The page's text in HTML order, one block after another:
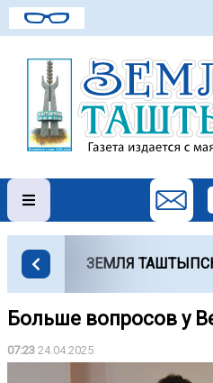
ЗЕМЛЯ
Больше вопросов у
07:23 24.04.2025